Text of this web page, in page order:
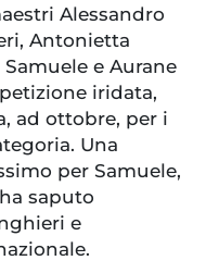
Alessandro
Antonietta
e Aurane
iridata,
ad ottobre, per i
Una
per Samuele,
saputo
e